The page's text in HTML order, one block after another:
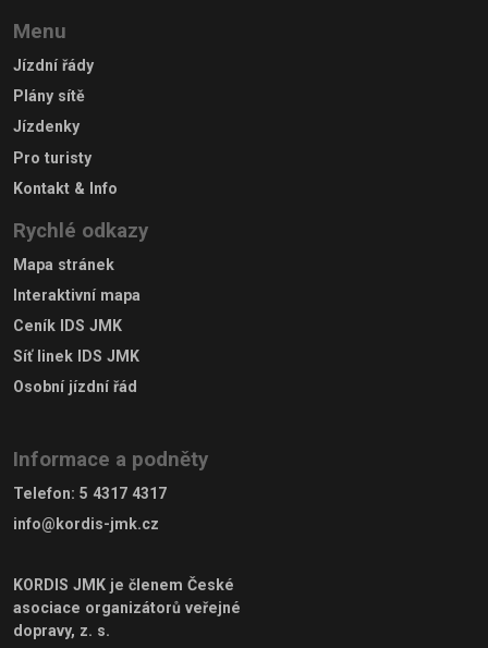
Menu
Jízdní řády
Plány sítě
Jízdenky
Pro turisty
Kontakt & Info
Rychlé odkazy
Mapa stránek
Interaktivní mapa
Ceník IDS JMK
Síť linek IDS JMK
Osobní jízdní řád
Informace a podněty
Telefon: 5 4317 4317
info@kordis-jmk.cz
KORDIS JMK je členem České
asociace organizátorů veřejné
dopravy, z. s.